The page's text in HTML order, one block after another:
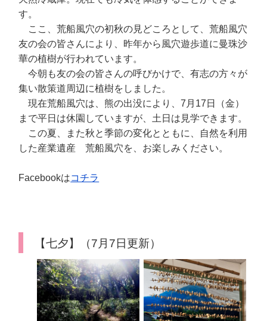
す。
ここ、荒船風穴の初秋の見どころとして、荒船風穴
友の会の皆さんにより、昨年から風穴遊歩道に曼珠沙
華の植樹が行われています。
今朝も友の会の皆さんの呼びかけで、有志の方々が
集い散策道周辺に植樹をしました。
現在荒船風穴は、熊の出没により、7月17日（金）
まで平日は休園していますが、土日は見学できます。
この夏、また秋と季節の変化とともに、自然を利用
した産業遺産 荒船風穴を、お楽しみください。
Facebookはコチラ
【七夕】（7月7日更新）